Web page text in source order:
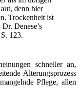
denn hier
Trockenheit ist
Denese’s
123.
schneller an,
Alterungsprozess
Pflege, allen